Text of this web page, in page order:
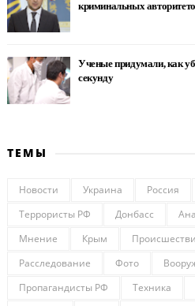
криминальных
Ученые придумали, как
секунду
ТЕМЫ
Новости Украина Россия
Террористы РФ
Донбасс
Мнение
Крым
Расследование
Фото
Пропагандисты РФ
Техника